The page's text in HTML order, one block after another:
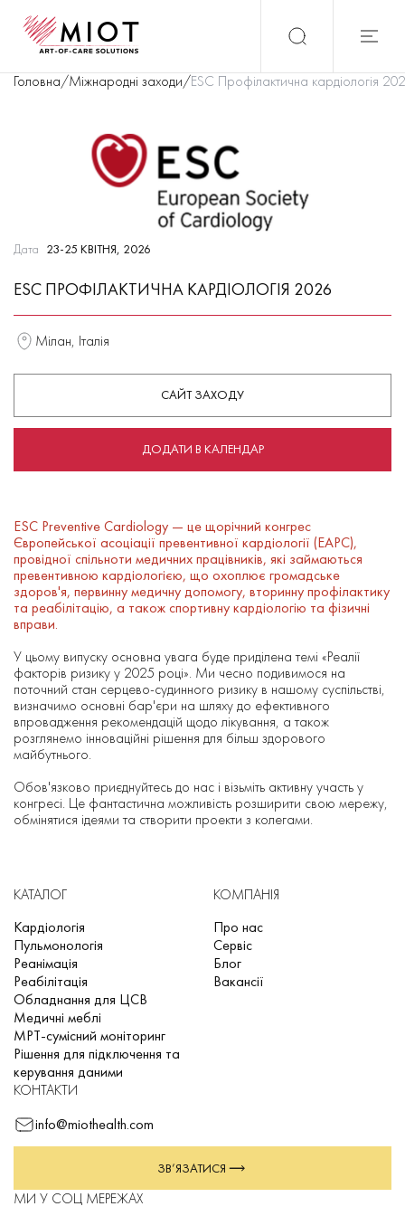
Головна/Міжнародні заходи/ESC Профілактична кардіологія
Дата 23-25 КВІТНЯ, 2026
ESC ПРОФІЛАКТИЧНА КАРДІОЛОГІЯ 2026
Мілан, Італія
САЙТ ЗАХОДУ
ДОДАТИ В КАЛЕНДАР
ESC Preventive Cardiology — це щорічний конгрес
Європейської асоціації превентивної кардіології (EAPC),
провідної спільноти медичних працівників, які займаються
превентивною кардіологією, що охоплює громадське
здоров'я, первинну медичну допомогу, вторинну профілактику
та реабілітацію, а також спортивну кардіологію та фізичні
вправи.
У цьому випуску основна увага буде приділена темі «Реалії
факторів ризику у 2025 році». Ми чесно подивимося на
поточний стан серцево-судинного ризику в нашому суспільстві,
визначимо основні бар'єри на шляху до ефективного
впровадження рекомендацій щодо лікування, а також
розглянемо інноваційні рішення для більш здорового
майбутнього.
Обов'язково приєднуйтесь до нас і візьміть активну участь у
конгресі. Це фантастична можливість розширити свою мережу,
обмінятися ідеями та створити проекти з колегами.
КАТАЛОГ
Кардіологія
Пульмонологія
Реанімація
Реабілітація
Обладнання для ЦСВ
Медичні меблі
МРТ-сумісний моніторинг
Рішення для підключення та
керування даними
КОМПАНІЯ
Про нас
Сервіс
Блог
Вакансії
КОНТАКТИ
info@miothealth.com
ЗВ’ЯЗАТИСЯ
МИ У СОЦ МЕРЕЖАХ